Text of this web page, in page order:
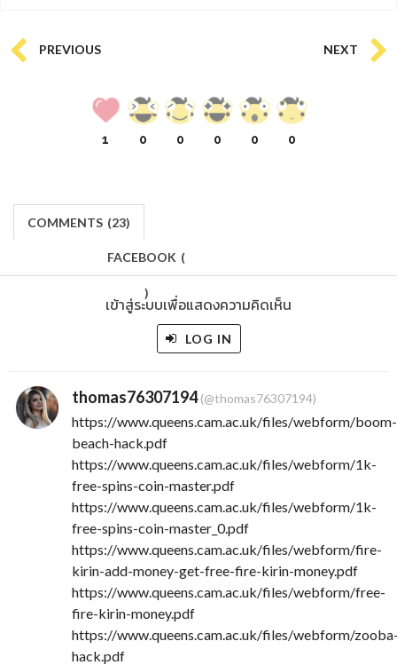
PREVIOUS NEXT
1 0 0 0 0 0
COMMENTS (23)
FACEBOOK (
)
เข้าสู่ระบบเพื่อแสดงความคิดเห็น
LOG IN
thomas76307194(@thomas76307194)
https://www.queens.cam.ac.uk/files/webform/boom-
beach-hack.pdf
https://www.queens.cam.ac.uk/files/webform/1k-
free-spins-coin-master.pdf
https://www.queens.cam.ac.uk/files/webform/1k-
free-spins-coin-master_0.pdf
https://www.queens.cam.ac.uk/files/webform/fire-
kirin-add-money-get-free-fire-kirin-money.pdf
https://www.queens.cam.ac.uk/files/webform/free-
fire-kirin-money.pdf
https://www.queens.cam.ac.uk/files/webform/
hack.pdf